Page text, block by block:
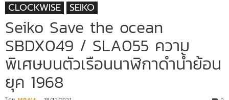
CLOCKWISE SEIKO
Seiko Save the ocean
SBDX049 / SLA055 ความ
พิเศษบนตัวเรือนนาฬิกาดำน้ำย้อน
ยุค 1968